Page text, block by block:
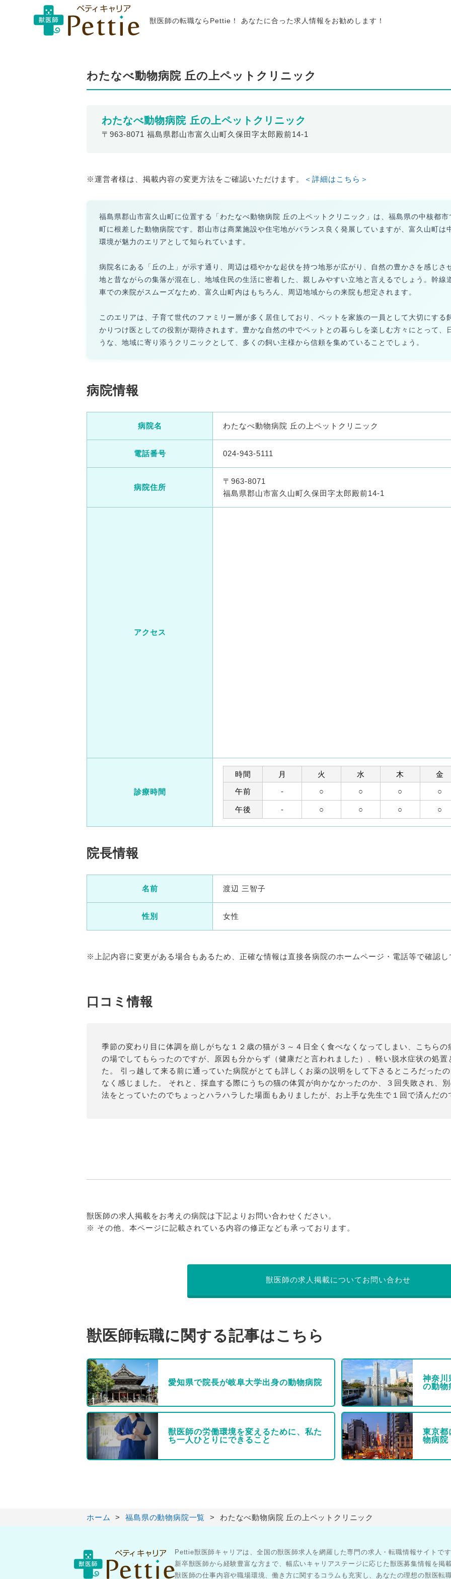
獣医師の転職ならPettie！ あなたに合った求人情報をお勧めします！
わたなべ動物病院 丘の上ペットクリニック
わたなべ動物病院 丘の上ペットクリニック
〒963-8071 福島県郡山市富久山町久保田字太郎殿前14-1
※運営者様は、掲載内容の変更方法をご確認いただけます。 ＜詳細はこちら＞
福島県郡山市富久山町に位置する「わたなべ動物病院 丘の上ペットクリニック」は、福島県の中核都
町に根差した動物病院です。郡山市は商業施設や住宅地がバランス良く発展していますが、富久山町は
環境が魅力のエリアとして知られています。
病院名にある「丘の上」が示す通り、周辺は穏やかな起伏を持つ地形が広がり、自然の豊かさを感じさ
地と昔ながらの集落が混在し、地域住民の生活に密着した、親しみやすい立地と言えるでしょう。幹線
車での来院がスムーズなため、富久山町内はもちろん、周辺地域からの来院も想定されます。
このエリアは、子育て世代のファミリー層が多く居住しており、ペットを家族の一員として大切にする
かりつけ医としての役割が期待されます。豊かな自然の中でペットとの暮らしを楽しむ方々にとって、
うな、地域に寄り添うクリニックとして、多くの飼い主様から信頼を集めていることでしょう。
病院情報
病院名 わたなべ動物病院 丘の上ペットクリニック
電話番号 024-943-5111
病院住所
〒963-8071
福島県郡山市富久山町久保田字太郎殿前14-1
アクセス
診療時間
時間 月 火 水 木 金
午前
- ○ ○ ○ ○
午後 - ○ ○ ○ ○
院長情報
名前 渡辺 三智子
性別 女性
※上記内容に変更がある場合もあるため、正確な情報は直接各病院のホームページ・電話等で確認し
口コミ情報
季節の変わり目に体調を崩しがちな１２歳の猫が３～４日全く食べなくなってしまい、こちら
の場でしてもらったのですが、原因も分からず（健康だと言われました）、軽い脱水症状の処置
た。 引っ越して来る前に通っていた病院がとても詳しくお薬の説明をして下さるところだった
なく感じました。 それと、採血する際にうちの猫の体質が向かなかったのか、３回失敗され、
法をとっていたのでちょっとハラハラした場面もありましたが、お上手な先生で１回で済んだ
獣医師の求人掲載をお考えの病院は下記よりお問い合わせください。
※ その他、本ページに記載されている内容の修正なども承っております。
獣医師の求人掲載についてお問い合わせ
獣医師転職に関する記事はこちら
愛知県で院長が岐阜大学出身の動物病院
神奈川
の動物
獣医師の労働環境を変えるために、私た
ち一人ひとりにできること
東京都
物病院
ホーム 福島県の動物病院一覧 わたなべ動物病院 丘の上ペットクリニック
Pettie獣医師キャリアは、全国の獣医師求人を網羅した専門の求人・転職情報サイトです
新卒獣医師から経験豊富な方まで、幅広いキャリアステージに応じた獣医募集情報を掲載
獣医師の仕事内容や職場環境、働き方に関するコラムも充実し、あなたの理想の獣医転